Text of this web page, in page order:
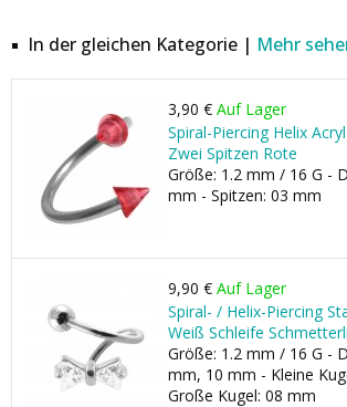
In der gleichen Kategorie | Mehr
3,90 € Auf Lager
Spiral-Piercing Helix
Zwei Spitzen Rote
Größe: 1.2 mm / 16 G -
mm - Spitzen: 03 mm
9,90 € Auf Lager
Spiral- / Helix-Piercing
Weiß Schleife
Größe: 1.2 mm / 16 G -
mm, 10 mm - Kleine
Große Kugel: 08 mm